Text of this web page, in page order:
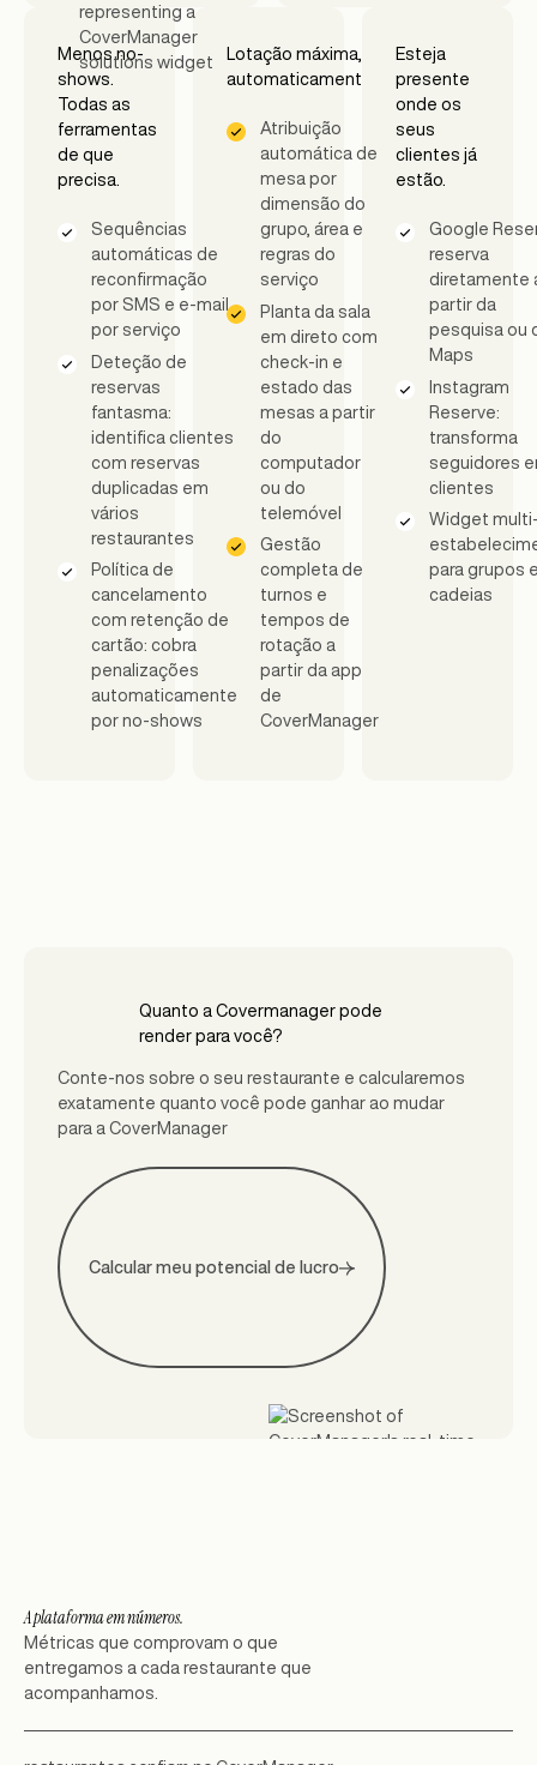
Menos no-
shows.
Todas as
ferramentas
de que
precisa.
Sequências
automáticas de
reconfirmação
por SMS e e-mail
por serviço
Deteção de
reservas
fantasma:
identifica clientes
com reservas
duplicadas em
vários
restaurantes
Política de
cancelamento
com retenção de
cartão: cobra
penalizações
automaticamente
por no-shows
Lotação máxima,
automaticamente.
Atribuição
automática de
mesa por
dimensão do
grupo, área e
regras do
serviço
Planta da sala
em direto com
check-in e
estado das
mesas a partir
do
computador
ou do
telemóvel
Gestão
completa de
turnos e
tempos de
rotação a
partir da app
de
CoverManager
Esteja
presente
onde os
seus
clientes já
estão.
Google
reserva
diretamente
partir da
pesquisa ou
Maps
Instagram
Reserve:
transforma
seguidores
clientes
Widget
para grupos
cadeias
Quanto a Covermanager pode
render para você?
Conte-nos sobre o seu restaurante e calcularemos
exatamente quanto você pode ganhar ao mudar
para a CoverManager
Calcular meu potencial de lucro
A plataforma em números.
Métricas que comprovam o que
entregamos a cada restaurante que
acompanhamos.